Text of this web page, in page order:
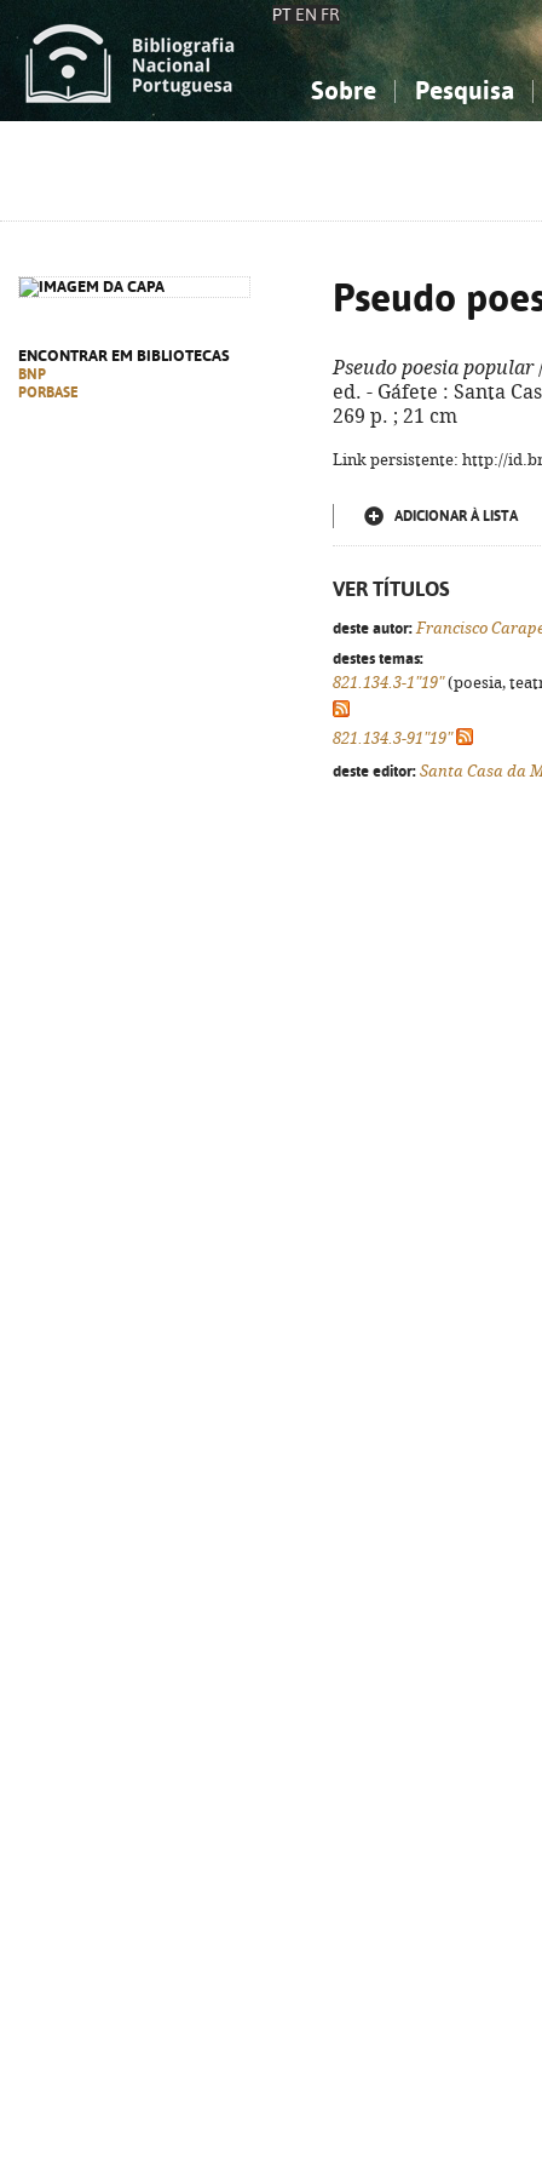
PT EN FR
Sobre Pesquisa
ENCONTRAR EM BIBLIOTECAS
BNP
PORBASE
Pseudo
Pseudo poesia popular
ed. - Gáfete : Santa
269 p. ; 21 cm
Link persistente: http://
ADICIONAR À LISTA
VER TÍTULOS
deste autor: Francisco
destes temas:
821.134.3-1"19"(poesia,
821.134.3-91"19"
deste editor: Santa Casa da